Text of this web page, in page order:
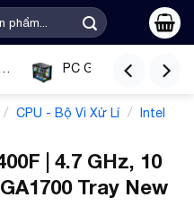
PC Gaming
/ CPU - Bộ Vi Xử Lí / Intel
| 4.7 GHz, 10
Tray New